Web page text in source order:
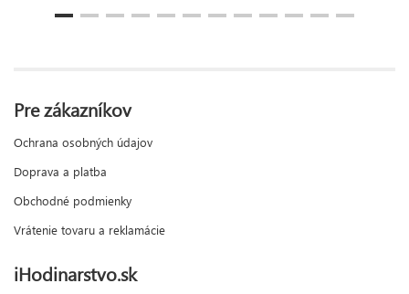
Pre zákazníkov
Ochrana osobných údajov
Doprava a platba
Obchodné podmienky
Vrátenie tovaru a reklamácie
iHodinarstvo.sk